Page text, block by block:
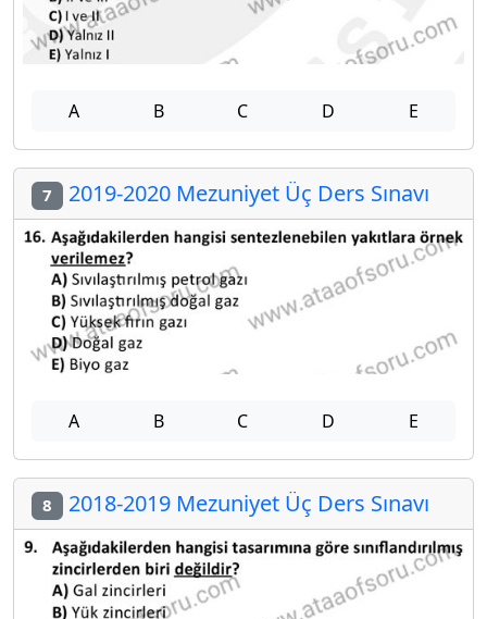
A B C D E
7 2019-2020 Mezuniyet Üç Ders Sınavı
A B C D E
8 2018-2019 Mezuniyet Üç Ders Sınavı